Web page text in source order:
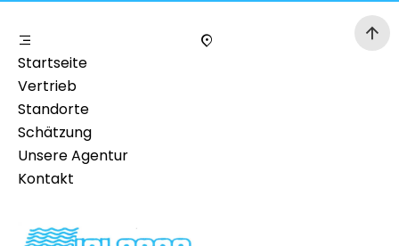
Startseite
Vertrieb
Standorte
Schätzung
Unsere Agentur
Kontakt